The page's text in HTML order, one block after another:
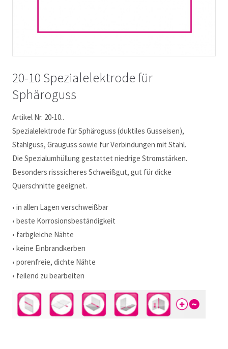
20-10 Spezialelektrode für
Sphäroguss
Artikel Nr. 20-10..
Spezialelektrode für Sphäroguss (duktiles Gusseisen),
Stahlguss, Grauguss sowie für Verbindungen mit Stahl.
Die Spezialumhüllung gestattet niedrige Stromstärken.
Besonders risssicheres Schweißgut, gut für dicke
Querschnitte geeignet.
• in allen Lagen verschweißbar
• beste Korrosionsbeständigkeit
• farbgleiche Nähte
• keine Einbrandkerben
• porenfreie, dichte Nähte
• feilend zu bearbeiten